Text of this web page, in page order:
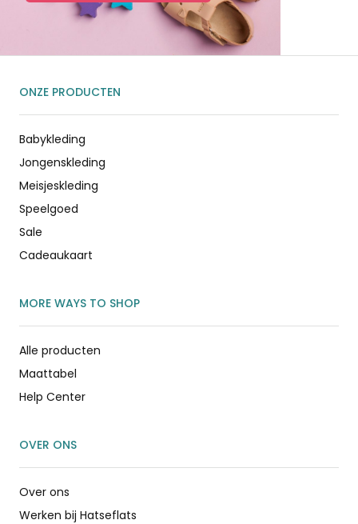
ONZE PRODUCTEN
Babykleding
Jongenskleding
Meisjeskleding
Speelgoed
Sale
Cadeaukaart
MORE WAYS TO SHOP
Alle producten
Maattabel
Help Center
OVER ONS
Over ons
Werken bij Hatseflats